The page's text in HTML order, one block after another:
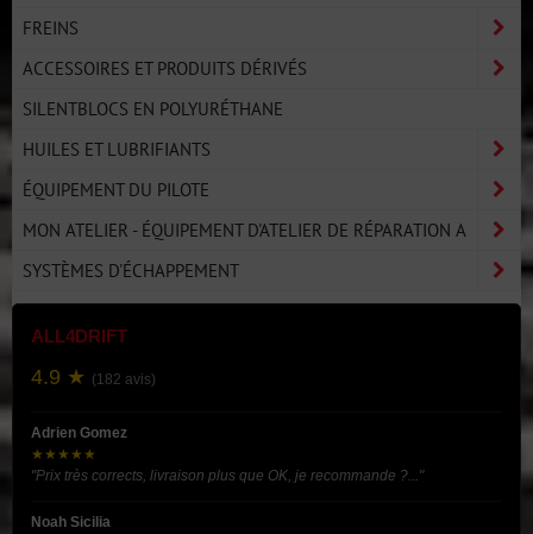
FREINS
ACCESSOIRES ET PRODUITS DÉRIVÉS
SILENTBLOCS EN POLYURÉTHANE
HUILES ET LUBRIFIANTS
ÉQUIPEMENT DU PILOTE
MON ATELIER - ÉQUIPEMENT D'ATELIER DE RÉPARATION A
SYSTÈMES D'ÉCHAPPEMENT
ALL4DRIFT
4.9 ★ (182 avis)
Adrien Gomez
★★★★★
"Prix très corrects, livraison plus que OK, je recommande ?..."
Noah Sicilia